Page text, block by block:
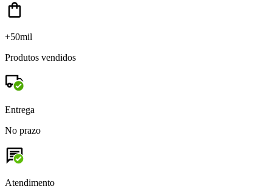
+50mil
Produtos vendidos
Entrega
No prazo
Atendimento